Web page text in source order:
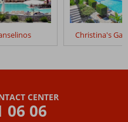
Christina's
CENTER
06 06